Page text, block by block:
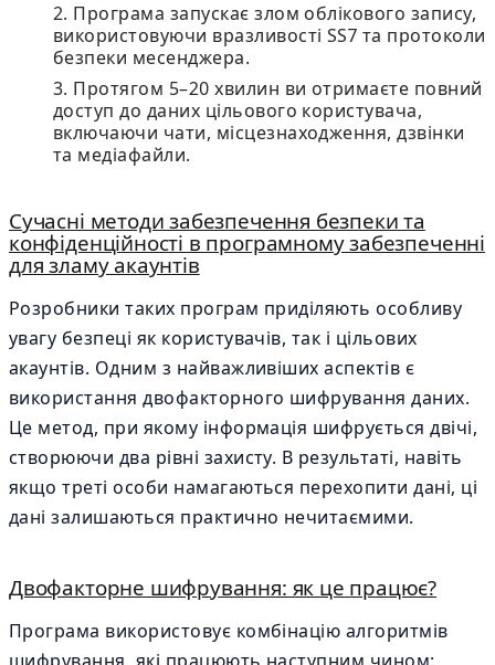
Програма запускає злом облікового запису,
використовуючи вразливості SS7 та протоколи
безпеки месенджера.
Протягом 5–20 хвилин ви отримаєте повний
доступ до даних цільового користувача,
включаючи чати, місцезнаходження, дзвінки
та медіафайли.
Сучасні методи забезпечення безпеки та
конфіденційності в програмному забезпеченні
для зламу акаунтів
Розробники таких програм приділяють особливу
увагу безпеці як користувачів, так і цільових
акаунтів. Одним з найважливіших аспектів є
використання двофакторного шифрування даних.
Це метод, при якому інформація шифрується двічі,
створюючи два рівні захисту. В результаті, навіть
якщо треті особи намагаються перехопити дані, ці
дані залишаються практично нечитаємими.
Двофакторне шифрування: як це працює?
Програма використовує комбінацію алгоритмів